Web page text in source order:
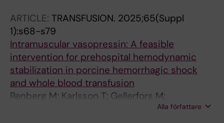
ARTICLE: TRANSFUSION. 2025;65(Suppl
1):s68-s79
Intramuscular vasopressin: A feasible
intervention for prehospital hemodynamic
stabilization in porcine hemorrhagic shock
and whole blood transfusion
Renberg M; Karlsson T; Gellerfors M;
Gustavsson J; Wellfelt K; Gunther MAlla författare